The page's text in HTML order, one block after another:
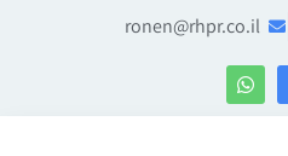
ronen@rhpr.co.il